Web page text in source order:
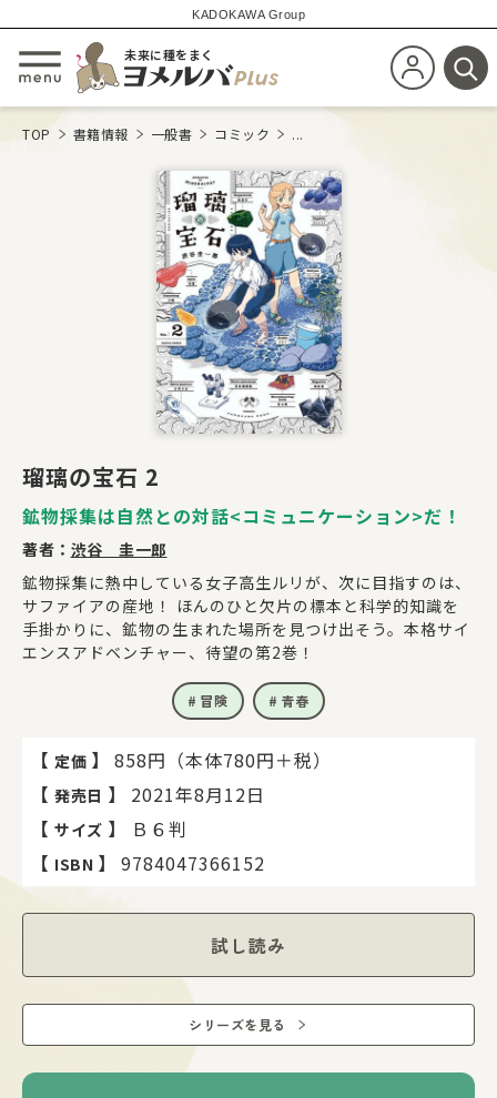
KADOKAWA Group
メニューを開閉する
未来に種をまく
新規会員登
検
TOP 書籍情報 一般書 コミック ...
瑠璃の宝石 2
鉱物採集は自然との対話<コミュニケーション>だ！
著者： 渋谷 圭一郎
鉱物採集に熱中している女子高生ルリが、次に目指すのは、
サファイアの産地！ ほんのひと欠片の標本と科学的知識を
手掛かりに、鉱物の生まれた場所を見つけ出そう。本格サイ
エンスアドベンチャー、待望の第2巻！
冒険 青春
【 定価 】
858円（本体780円＋税）
【 発売日 】
2021年8月12日
【 サイズ 】
Ｂ６判
【 ISBN 】 9784047366152
試し読み
シリーズを見る